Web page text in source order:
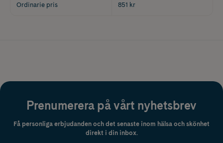
Ordinarie pris 851 kr
Prenumerera på vårt nyhetsbrev
Få personliga erbjudanden och det senaste inom hälsa och skönhet
direkt i din inbox.